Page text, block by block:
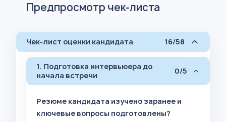
Предпросмотр чек-листа
Чек-лист оценки кандидата 16/58
1. Подготовка интервьюера до
начала встречи
0/5
Резюме кандидата изучено заранее и
ключевые вопросы подготовлены?